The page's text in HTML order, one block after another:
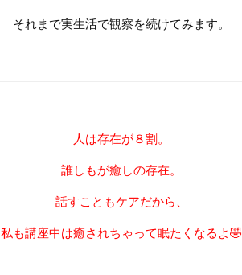
それまで実生活で観察を続けてみます。
人は存在が８割。
誰しもが癒しの存在。
話すこともケアだから、
私も講座中は癒されちゃって眠たくなるよ🤣